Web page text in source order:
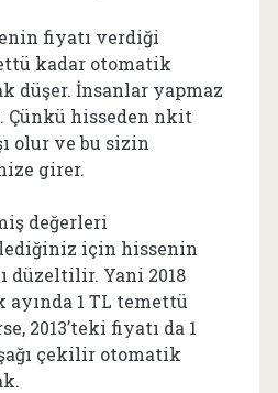
fiyatı verdiği
kadar otomatik
düşer. İnsanlar yapmaz
Çünkü hisseden nkit
olur ve bu sizin
girer.
değerleri
için hissenin
düzeltilir. Yani 2018
ayında 1 TL temettü
2013’teki fiyatı da 1
çekilir otomatik